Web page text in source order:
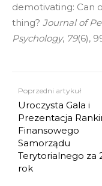
demotivating: Can
thing? Journal of
Psychology, 79(6),
Poprzedni artykuł
Uroczysta Gala i
Prezentacja
Finansowego
Samorządu
Terytorialnego za
rok